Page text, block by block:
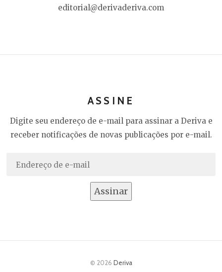
editorial@derivaderiva.com
ASSINE
Digite seu endereço de e-mail para assinar a Deriva e
receber notificações de novas publicações por e-mail.
Endereço
Assinar
© 2026 Deriva